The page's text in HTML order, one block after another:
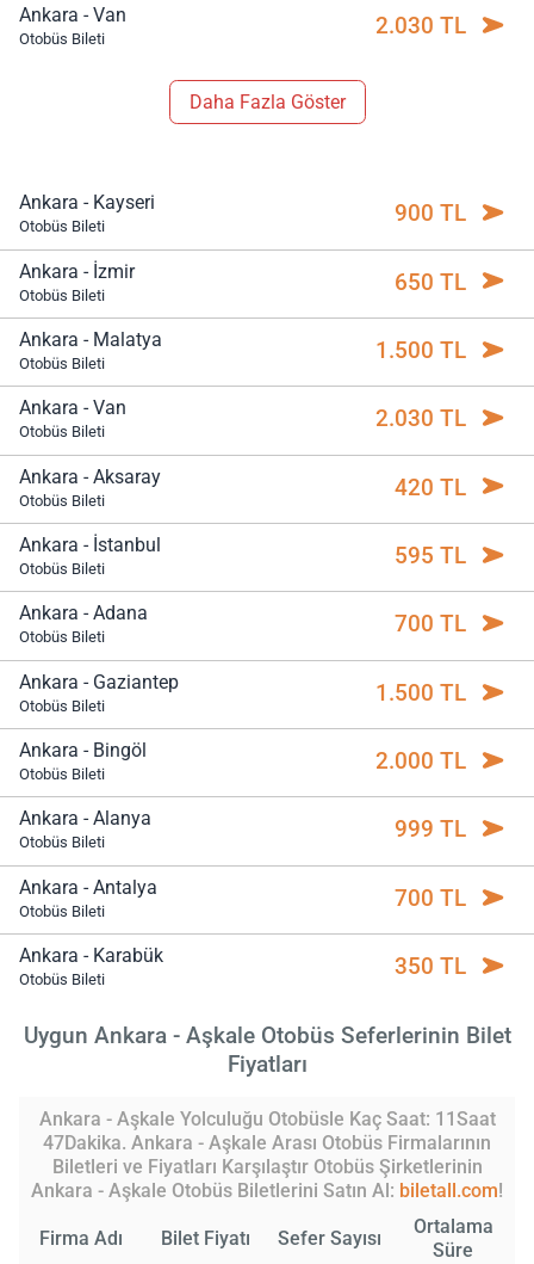
Ankara - Van
Otobüs Bileti 2.030 TL
Daha Fazla Göster
Ankara - Kayseri
Otobüs Bileti 900 TL
Ankara - İzmir
Otobüs Bileti 650 TL
Ankara - Malatya
Otobüs Bileti 1.500 TL
Ankara - Van
Otobüs Bileti 2.030 TL
Ankara - Aksaray
Otobüs Bileti 420 TL
Ankara - İstanbul
Otobüs Bileti 595 TL
Ankara - Adana
Otobüs Bileti 700 TL
Ankara - Gaziantep
Otobüs Bileti 1.500 TL
Ankara - Bingöl
Otobüs Bileti 2.000 TL
Ankara - Alanya
Otobüs Bileti 999 TL
Ankara - Antalya
Otobüs Bileti 700 TL
Ankara - Karabük
Otobüs Bileti 350 TL
Uygun Ankara - Aşkale Otobüs Seferlerinin Bilet
Fiyatları
Ankara - Aşkale Yolculuğu Otobüsle Kaç Saat: 11Saat
47Dakika. Ankara - Aşkale Arası Otobüs Firmalarının
Biletleri ve Fiyatları Karşılaştır Otobüs Şirketlerinin
Ankara - Aşkale Otobüs Biletlerini Satın Al: biletall.com!
Firma Adı Bilet Fiyatı Sefer Sayısı
Ortalama
Süre